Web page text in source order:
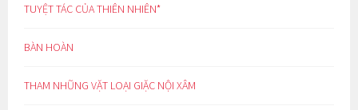
TUYỆT TÁC CỦA THIÊN NHIÊN*
BÀN HOÀN
THAM NHŨNG VẶT LOẠI GIẶC NỘI XÂM